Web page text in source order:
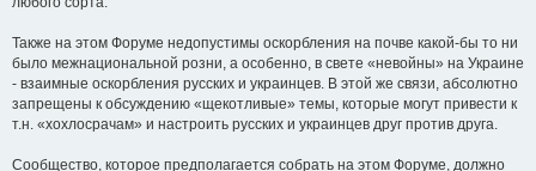
Также на этом Форуме недопустимы оскорбления на почве какой-бы то ни
было межнациональной розни, а особенно, в свете «невойны» на Украине
- взаимные оскорбления русских и украинцев. В этой же связи, абсолютно
запрещены к обсуждению «щекотливые» темы, которые могут привести к
т.н. «хохлосрачам» и настроить русских и украинцев друг против друга.
Сообщество, которое предполагается собрать на этом Форуме, должно